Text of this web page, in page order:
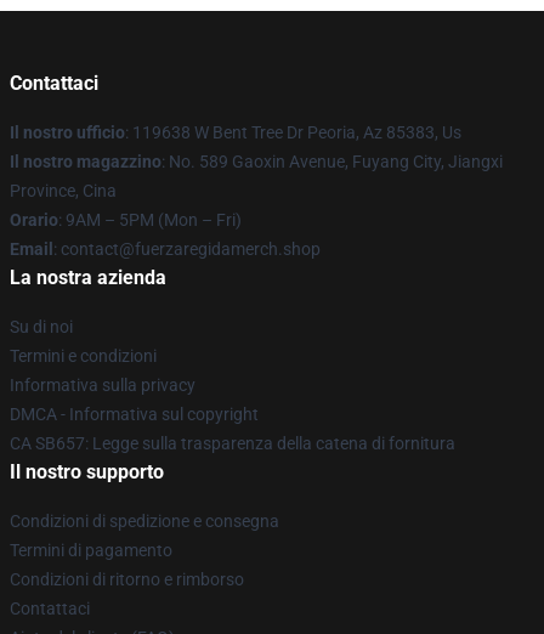
Contattaci
Il nostro ufficio: 119638 W Bent Tree Dr Peoria, Az 85383, Us
Il nostro magazzino: No. 589 Gaoxin Avenue, Fuyang City, Jiangxi
Province, Cina
Orario: 9AM – 5PM (Mon – Fri)
Email : contact@fuerzaregidamerch.shop
La nostra azienda
Su di noi
Termini e condizioni
Informativa sulla privacy
DMCA - Informativa sul copyright
CA SB657: Legge sulla trasparenza della catena di fornitura
Il nostro supporto
Condizioni di spedizione e consegna
Termini di pagamento
Condizioni di ritorno e rimborso
Contattaci